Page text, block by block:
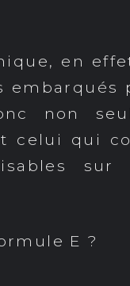
en
embarqués
non
celui qui
sur
E ?